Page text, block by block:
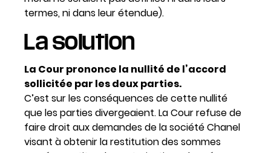
termes, ni dans leur étendue).
La solution
La Cour prononce la nullité de l’accord
sollicitée par les deux parties.
C’est sur les conséquences de cette nullité
que les parties divergeaient. La Cour refuse de
faire droit aux demandes de la société Chanel
visant à obtenir la restitution des sommes